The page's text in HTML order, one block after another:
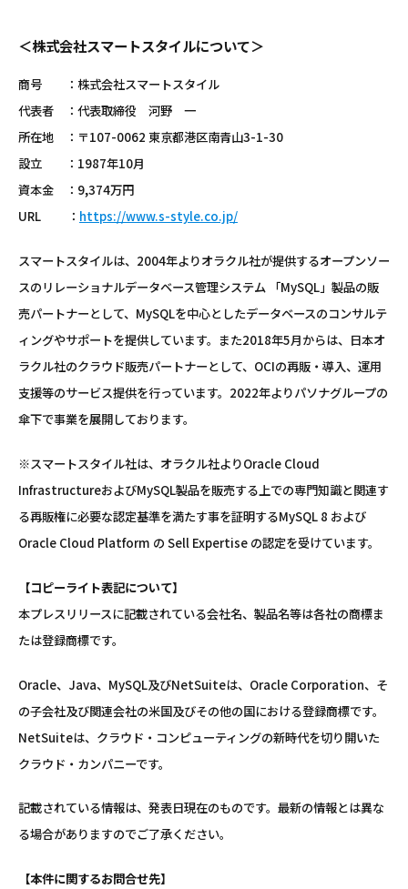
＜株式会社スマートスタイルについて＞
商号 ：株式会社スマートスタイル
代表者 ：代表取締役 河野 一
所在地 ：〒107-0062 東京都港区南青山3-1-30
設立 ：1987年10月
資本金 ：9,374万円
URL ： https://www.s-style.co.jp/
スマートスタイルは、2004年よりオラクル社が提供するオープンソー
スのリレーショナルデータベース管理システム 「MySQL」製品の販
売パートナーとして、MySQLを中心としたデータベースのコンサルテ
ィングやサポートを提供しています。また2018年5月からは、日本オ
ラクル社のクラウド販売パートナーとして、OCIの再販・導入、運用
支援等のサービス提供を行っています。2022年よりパソナグループの
傘下で事業を展開しております。
※スマートスタイル社は、オラクル社よりOracle Cloud
InfrastructureおよびMySQL製品を販売する上での専門知識と関連す
る再販権に必要な認定基準を満たす事を証明するMySQL 8 および
Oracle Cloud Platform の Sell Expertise の認定を受けています。
【コピーライト表記について】
本プレスリリースに記載されている会社名、製品名等は各社の商標ま
たは登録商標です。
Oracle、Java、MySQL及びNetSuiteは、Oracle Corporation、そ
の子会社及び関連会社の米国及びその他の国における登録商標です。
NetSuiteは、クラウド・コンピューティングの新時代を切り開いた
クラウド・カンパニーです。
記載されている情報は、発表日現在のものです。最新の情報とは異な
る場合がありますのでご了承ください。
【本件に関するお問合せ先】